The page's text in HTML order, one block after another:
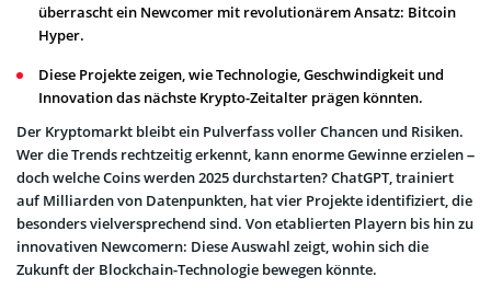
überrascht ein Newcomer mit revolutionärem Ansatz: Bitcoin
Hyper.
Diese Projekte zeigen, wie Technologie, Geschwindigkeit und
Innovation das nächste Krypto-Zeitalter prägen könnten.
Der Kryptomarkt bleibt ein Pulverfass voller Chancen und Risiken.
Wer die Trends rechtzeitig erkennt, kann enorme Gewinne erzielen –
doch welche Coins werden 2025 durchstarten? ChatGPT, trainiert
auf Milliarden von Datenpunkten, hat vier Projekte identifiziert, die
besonders vielversprechend sind. Von etablierten Playern bis hin zu
innovativen Newcomern: Diese Auswahl zeigt, wohin sich die
Zukunft der Blockchain-Technologie bewegen könnte.